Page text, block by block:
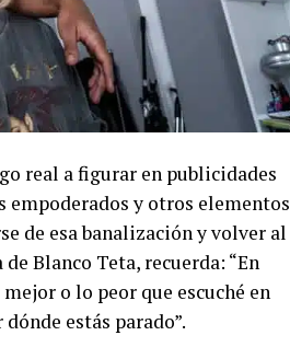
real a figurar en publicidades
empoderados y otros elementos
de esa banalización y volver al
Blanco Teta, recuerda: “En
o lo peor que escuché en
estás parado”.